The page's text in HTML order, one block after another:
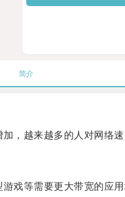
简介
越来越多的人对网络速
等需要更大带宽的应用